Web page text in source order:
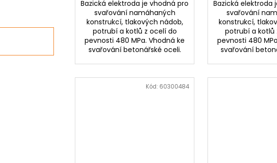
Bazická elektroda je vhodná pro
svařování namáhaných
konstrukcí, tlakových nádob,
potrubí a kotlů z ocelí do
pevnosti 480 MPa. Vhodná ke
svařování betonářské oceli.
Bazická elektroda
svařování
konstrukcí,
potrubí a kotlů
pevnosti 480
svařování
Kód: 60300484